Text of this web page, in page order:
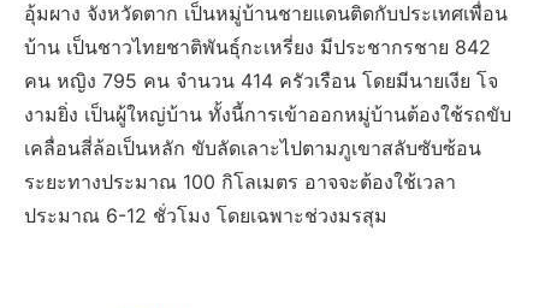
อุ้มผาง จังหวัดตาก เป็นหมู่บ้านชายแดนติดกับประเทศเพื่อน
บ้าน เป็นชาวไทยชาติพันธุ์กะเหรี่ยง มีประชากรชาย 842
คน หญิง 795 คน จำนวน 414 ครัวเรือน โดยมีนายเงีย โจ
งามยิ่ง เป็นผู้ใหญ่บ้าน ทั้งนี้การเข้าออกหมู่บ้านต้องใช้รถขับ
เคลื่อนสี่ล้อเป็นหลัก ขับลัดเลาะไปตามภูเขาสลับซับซ้อน
ระยะทางประมาณ 100 กิโลเมตร อาจจะต้องใช้เวลา
ประมาณ 6-12 ชั่วโมง โดยเฉพาะช่วงมรสุม